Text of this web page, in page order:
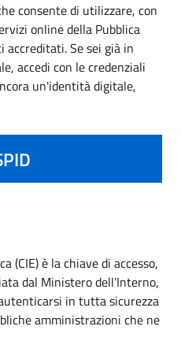
consente di utilizzare, con
online della Pubblica
Se sei già in
accedi con le credenziali
un'identità digitale,
(CIE) è la chiave di accesso,
dal Ministero dell’Interno,
in tutta sicurezza
amministrazioni che ne